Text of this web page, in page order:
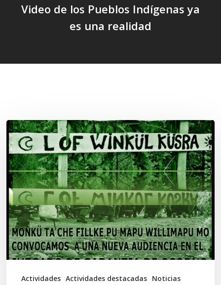
Video de los Pueblos Indígenas ya
es una realidad
Actividades Actividades destacadas Noticias
Lof
Winkül
Küsra
convoca
a
apoyar
audiencia
en
Juzgado